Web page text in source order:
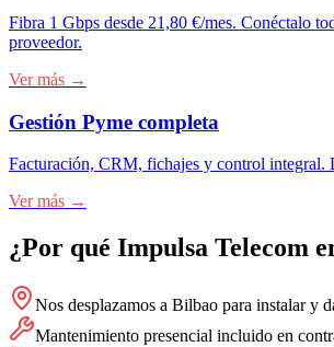
Fibra 1 Gbps desde 21,80 €/mes. Conéctalo
proveedor.
Ver más →
Gestión Pyme completa
Facturación, CRM, fichajes y control integral.
Ver más →
¿Por qué Impulsa Telecom
Nos desplazamos a Bilbao para instalar y
Mantenimiento presencial incluido en